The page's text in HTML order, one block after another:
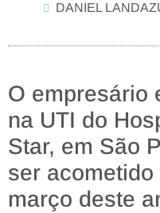
DANIEL
O empresário
na UTI do
Star, em São
ser
março deste